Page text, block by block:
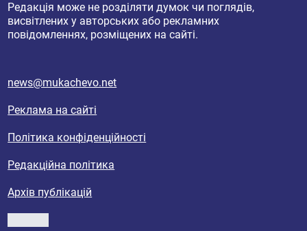
Редакція може не розділяти думок чи поглядів,
висвітлених у авторських або рекламних
повідомленнях, розміщених на сайті.
news@mukachevo.net
Реклама на сайті
Політика конфіденційності
Редакційна політика
Архів публікацій